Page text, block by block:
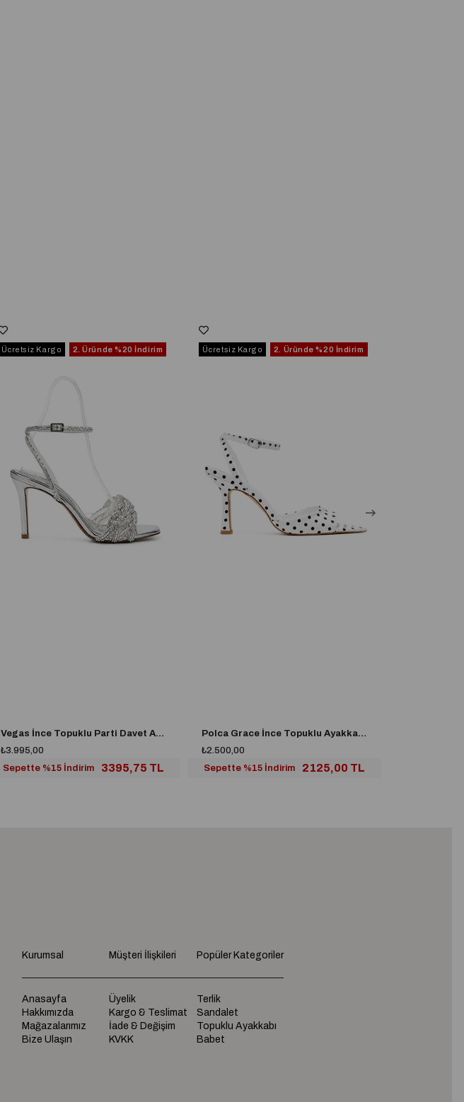
2. Üründe%20 İndirim
Vegas İnce Topuklu Parti Davet Ayakkabısı Gümüş
₺3.995,00
Sepette %15 İndirim
3395,75 TL
Ücretsiz Kargo 2. Üründe%20 İndirim
Polca Grace İnce Topuklu Ayakkabı Beyaz
₺2.500,00
Sepette %15 İndirim
2125,00 TL
Ücretsiz Kargo
Kurumsal
Anasayfa
Hakkımızda
Mağazalarımız
Bize Ulaşın
Müşteri İlişkileri
Üyelik
Kargo & Teslimat
İade & Değişim
KVKK
Popüler Kategoriler
Terlik
Sandalet
Topuklu Ayakkabı
Babet